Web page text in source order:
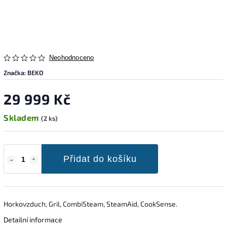
Neohodnoceno
Značka: BEKO
29 999 Kč
Skladem (2 ks)
Přidat do košíku
Horkovzduch, Gril, CombiSteam, SteamAid, CookSense.
Detailní informace